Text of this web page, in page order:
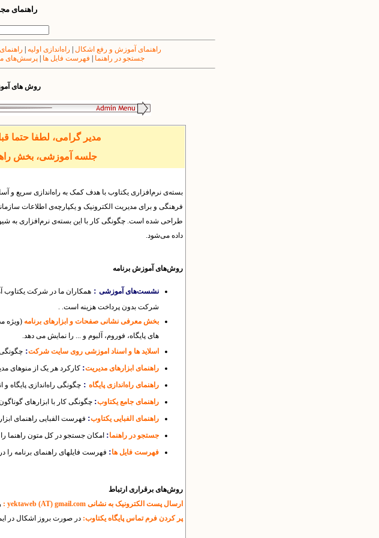
راهنمای
راهنمای آموزش و رفع اشکال راه‌اندازی اولیه
جستجو در راهنما
فهرست فایل ها پرسش‌های
روش های
مدیر گرامی، لطفا حتما
جلسه آموزشی، بخش
بسته‌ی نرم‌افزاری یکتاوب با هدف کمک به راه‌‌اندازی سریع و
فرهنگی و برای مدیریت الکترونیک و یکپارچه‌ی اطلاعات
طراحی شده است. چگونگی کار با این بسته‌ی نرم‌افزاری به
داده می‌شود.
روش‌های آموزش برنامه
نشست‌های آموزشی : همکاران ما در شرکت یکتاوب
شرکت بدون پرداخت هزینه است. .
بخش معرفی نشانی صفحات و ابزارهای برنامه (ویژه
های پایگاه، فوروم، آلبوم و ... را نمایش می دهد.
اسلاید ها و اسناد اموزشی روی سایت شرکت:
راهنمای ابزارهای مدیریت: کارکرد هر یک از منوهای
راهنمای راه‌اندازی پایگاه : چگونگی راه‌اندازی پایگاه
راهنمای جامع یکتاوب: چگونگی کار با ابزارهای
راهنمای الفبایی یکتاوب: فهرست الفبایی راهنمای
جستجو در راهنما: امکان جستجو در کل متون راهنما
فهرست فایل ها: فهرست فایلهای راهنمای برنامه را
روش‌های برقراری ارتباط
ارسال پست الکترونیک به نشانی yektaweb (AT) gmail.com :
پر کردن فرم تماس پایگاه یکتاوب: در صورت بروز اشکال در